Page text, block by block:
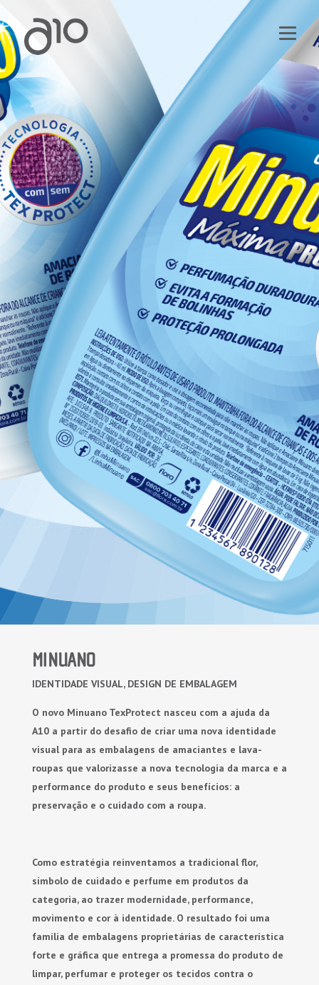
HOME
A10
GLBA
SERVICES
PROJECTS
NEWS
CONTACT
EN
MINUANO
IDENTIDADE VISUAL, DESIGN DE EMBALAGEM
O novo Minuano TexProtect nasceu com a ajuda da
A10 a partir do desafio de criar uma nova identidade
visual para as embalagens de amaciantes e lava-
roupas que valorizasse a nova tecnologia da marca e a
performance do produto e seus benefícios: a
preservação e o cuidado com a roupa.
Como estratégia reinventamos a tradicional flor,
símbolo de cuidado e perfume em produtos da
categoria, ao trazer modernidade, performance,
movimento e cor à identidade. O resultado foi uma
família de embalagens proprietárias de característica
forte e gráfica que entrega a promessa do produto de
limpar, perfumar e proteger os tecidos contra o